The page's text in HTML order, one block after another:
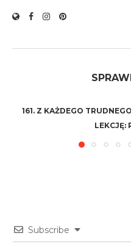
161. Z KAŻDEGO
LEKCJĘ:
Subscribe